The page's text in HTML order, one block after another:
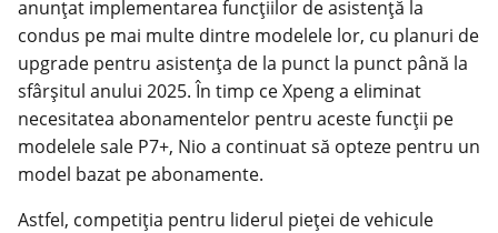
anunțat implementarea funcțiilor de asistență la
condus pe mai multe dintre modelele lor, cu planuri de
upgrade pentru asistența de la punct la punct până la
sfârșitul anului 2025. În timp ce Xpeng a eliminat
necesitatea abonamentelor pentru aceste funcții pe
modelele sale P7+, Nio a continuat să opteze pentru un
model bazat pe abonamente.
Astfel, competiția pentru liderul pieței de vehicule